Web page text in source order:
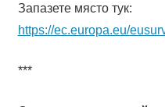
Запазете място тук:
https://ec.europa.eu/
***